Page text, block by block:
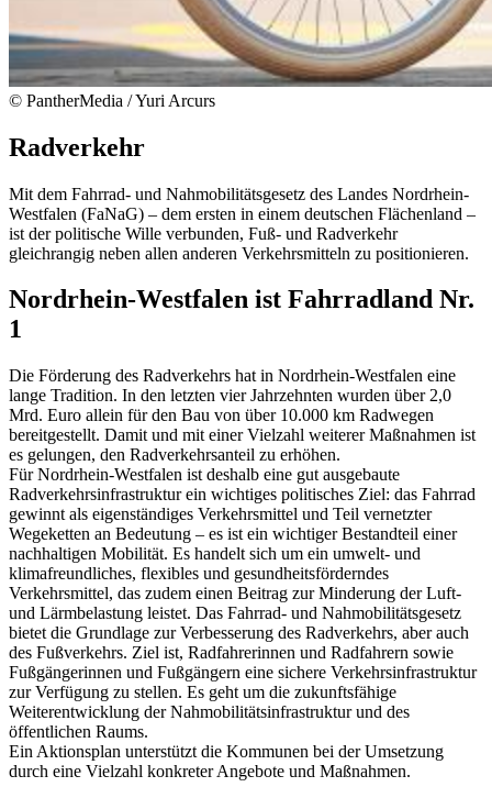
© PantherMedia / Yuri Arcurs
Radverkehr
Mit dem Fahrrad- und Nahmobilitätsgesetz des Landes Nordrhein-
Westfalen (FaNaG) – dem ersten in einem deutschen Flächenland –
ist der politische Wille verbunden, Fuß- und Radverkehr
gleichrangig neben allen anderen Verkehrsmitteln zu positionieren.
Nordrhein-Westfalen ist Fahrradland Nr.
1
Die Förderung des Radverkehrs hat in Nordrhein-Westfalen eine
lange Tradition. In den letzten vier Jahrzehnten wurden über 2,0
Mrd. Euro allein für den Bau von über 10.000 km Radwegen
bereitgestellt. Damit und mit einer Vielzahl weiterer Maßnahmen ist
es gelungen, den Radverkehrsanteil zu erhöhen.
Für Nordrhein-Westfalen ist deshalb eine gut ausgebaute
Radverkehrsinfrastruktur ein wichtiges politisches Ziel: das Fahrrad
gewinnt als eigenständiges Verkehrsmittel und Teil vernetzter
Wegeketten an Bedeutung – es ist ein wichtiger Bestandteil einer
nachhaltigen Mobilität. Es handelt sich um ein umwelt- und
klimafreundliches, flexibles und gesundheitsförderndes
Verkehrsmittel, das zudem einen Beitrag zur Minderung der Luft-
und Lärmbelastung leistet. Das Fahrrad- und Nahmobilitätsgesetz
bietet die Grundlage zur Verbesserung des Radverkehrs, aber auch
des Fußverkehrs. Ziel ist, Radfahrerinnen und Radfahrern sowie
Fußgängerinnen und Fußgängern eine sichere Verkehrsinfrastruktur
zur Verfügung zu stellen. Es geht um die zukunftsfähige
Weiterentwicklung der Nahmobilitätsinfrastruktur und des
öffentlichen Raums.
Ein Aktionsplan unterstützt die Kommunen bei der Umsetzung
durch eine Vielzahl konkreter Angebote und Maßnahmen.